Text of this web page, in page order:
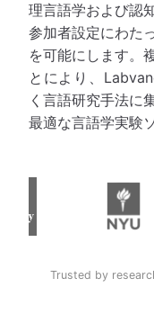
理言語学および認
参加者設定にわた
を可能にします。
とにより、
く言語研究手法に
最適な言語学実験
Trusted by